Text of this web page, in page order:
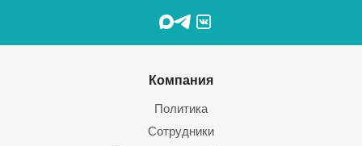
Компания
Политика
Сотрудники